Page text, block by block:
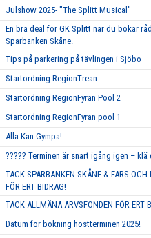
Julshow 2025- "The Splitt Musical"
En bra deal för GK Splitt när du bokar
Sparbanken Skåne.
Tips på parkering på tävlingen i Sjöbo
Startordning RegionTrean
Startordning RegionFyran Pool 2
Startordning RegionFyran pool 1
Alla Kan Gympa!
????? Terminen är snart igång igen –
TACK SPARBANKEN SKÅNE & FÄRS OCH
FÖR ERT BIDRAG!
TACK ALLMÄNA ARVSFONDEN FÖR ERT
Datum för bokning höstterminen 2025!